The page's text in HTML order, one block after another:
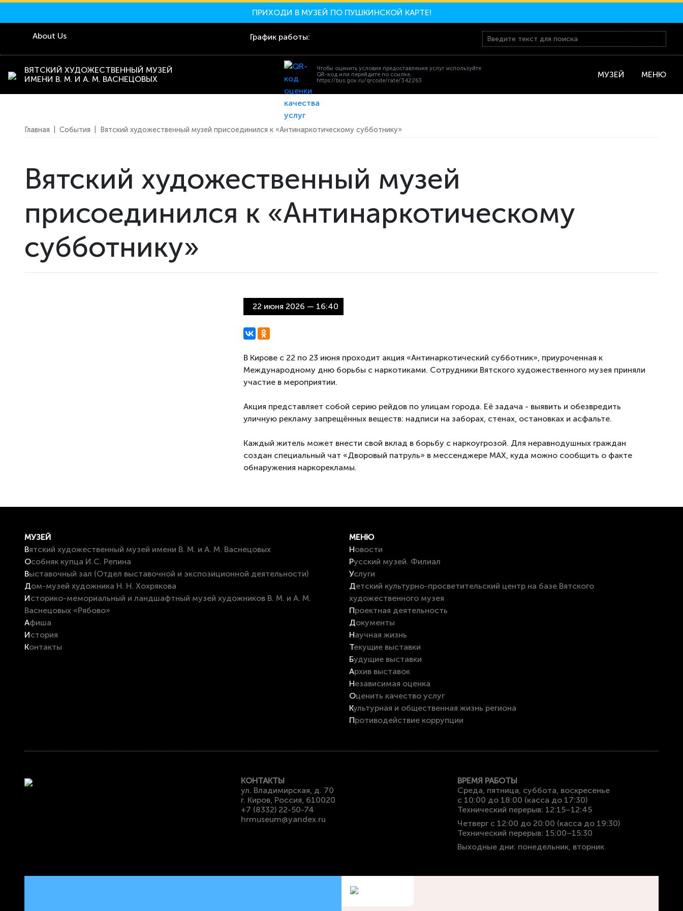
ПРИХОДИ В МУЗЕЙ ПО ПУШКИНСКОЙ КАРТЕ!
About Us График работы:
ВЯТСКИЙ ХУДОЖЕСТВЕННЫЙ МУЗЕЙ
ИМЕНИ В. М. И А. М. ВАСНЕЦОВЫХ
Чтобы оценить условия предоставления услуг используйте
QR-код или перейдите по ссылке.
https://bus.gov.ru/qrcode/rate/342263
МУЗЕЙ МЕНЮ
Главная События Вятский художественный музей присоединился к «Антинаркотическому субботнику»
Вятский художественный музей
присоединился к «Антинаркотическому
субботнику»
22 июня 2026 — 16:40
В Кирове с 22 по 23 июня проходит акция «Антинаркотический субботник», приуроченная к
Международному дню борьбы с наркотиками. Сотрудники Вятского художественного музея приняли
участие в мероприятии.
Акция представляет собой серию рейдов по улицам города. Её задача - выявить и обезвредить
уличную рекламу запрещённых веществ: надписи на заборах, стенах, остановках и асфальте.
Каждый житель может внести свой вклад в борьбу с наркоугрозой. Для неравнодушных граждан
создан специальный чат «Дворовый патруль» в мессенджере MAX, куда можно сообщить о факте
обнаружения наркорекламы.
МУЗЕЙ
Вятский художественный музей имени В. М. и А. М. Васнецовых
Особняк купца И.С. Репина
Выставочный зал (Отдел выставочной и экспозиционной деятельности)
Дом-музей художника Н. Н. Хохрякова
Историко-мемориальный и ландшафтный музей художников В. М. и А. М.
Васнецовых «Рябово»
Афиша
История
Контакты
МЕНЮ
Новости
Русский музей. Филиал
Услуги
Детский культурно-просветительский центр на базе Вятского
художественного музея
Проектная деятельность
Документы
Научная жизнь
Текущие выставки
Будущие выставки
Архив выставок
Независимая оценка
Оценить качество услуг
Культурная и общественная жизнь региона
Противодействие коррупции
КОНТАКТЫ
ул. Владимирская, д. 70
г. Киров, Россия, 610020
+7 (8332) 22-50-74
hrmuseum@yandex.ru
ВРЕМЯ РАБОТЫ
Среда, пятница, суббота, воскресенье
с 10:00 до 18:00 (касса до 17:30)
Технический перерыв: 12:15–12:45
Четверг с 12:00 до 20:00 (касса до 19:30)
Технический перерыв: 15:00–15:30
Выходные дни: понедельник, вторник